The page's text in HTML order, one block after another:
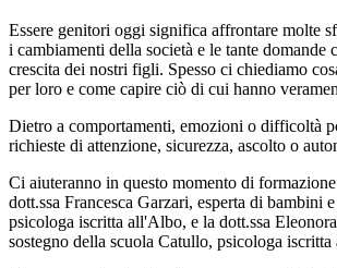
Essere genitori oggi significa affrontare molte
i cambiamenti della società e le tante domande
crescita dei nostri figli. Spesso ci chiediamo
per loro e come capire ciò di cui hanno
Dietro a comportamenti, emozioni o difficoltà
richieste di attenzione, sicurezza, ascolto o
Ci aiuteranno in questo momento di
dott.ssa Francesca Garzari, esperta di bambini
psicologa iscritta all'Albo, e la dott.ssa
sostegno della scuola Catullo, psicologa